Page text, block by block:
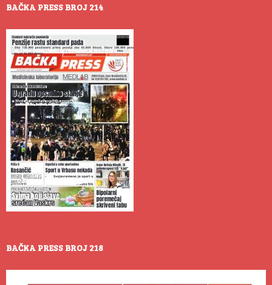
BAČKA PRESS BROJ 214
BAČKA PRESS BROJ 218